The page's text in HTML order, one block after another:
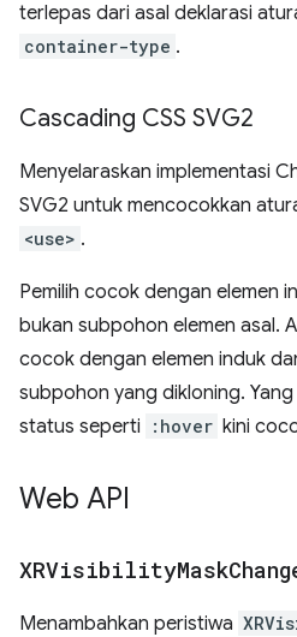
terlepas dari asal deklarasi
container-type .
Cascading CSS SVG2
Menyelaraskan implementasi
SVG2 untuk mencocokkan
<use> .
Pemilih cocok dengan elemen
bukan subpohon elemen asal.
cocok dengan elemen induk
subpohon yang dikloning.
status seperti
:hover kini
Web API
XRVisibilityMask
Menambahkan peristiwa